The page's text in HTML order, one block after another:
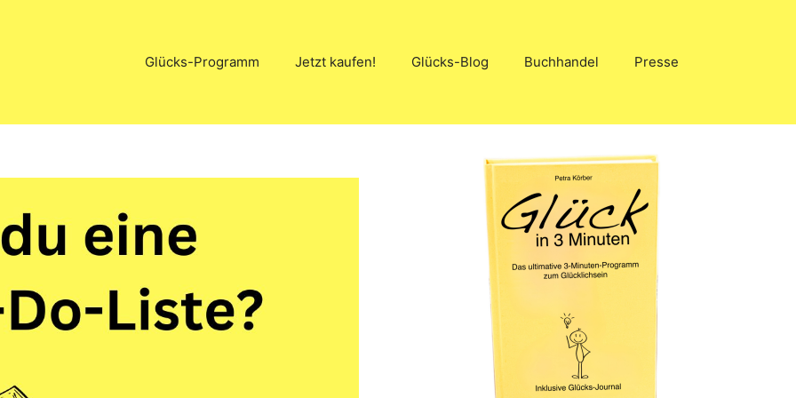
Glücks-Programm Jetzt kaufen! Glücks-Blog Buchhandel Presse